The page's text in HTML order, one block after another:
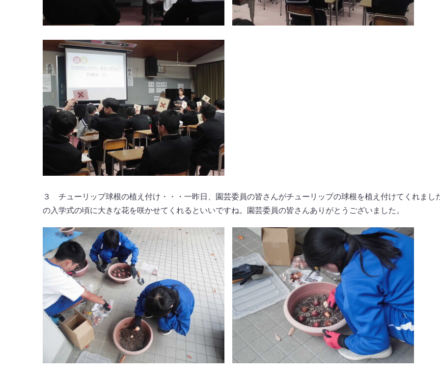
３ チューリップ球根の植え付け・・・一昨日、園芸委員の皆さんがチューリップの球根を植え付けてくれまし
の入学式の頃に大きな花を咲かせてくれるといいですね。園芸委員の皆さんありがとうございました。